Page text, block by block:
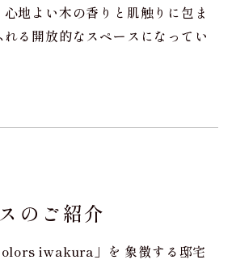
地よい木の香りと肌触りに包ま
る開放的なスペースになってい
のご紹介
iwakura」を 象徴する邸宅